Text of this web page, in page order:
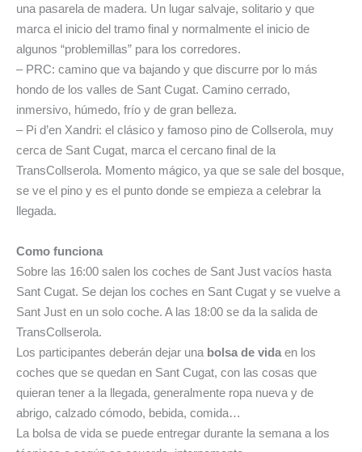
una pasarela de madera. Un lugar salvaje, solitario y que
marca el inicio del tramo final y normalmente el inicio de
algunos “problemillas” para los corredores.
– PRC: camino que va bajando y que discurre por lo más
hondo de los valles de Sant Cugat. Camino cerrado,
inmersivo, húmedo, frío y de gran belleza.
– Pi d’en Xandri: el clásico y famoso pino de Collserola, muy
cerca de Sant Cugat, marca el cercano final de la
TransCollserola. Momento mágico, ya que se sale del bosque,
se ve el pino y es el punto donde se empieza a celebrar la
llegada.
Como funciona
Sobre las 16:00 salen los coches de Sant Just vacíos hasta
Sant Cugat. Se dejan los coches en Sant Cugat y se vuelve a
Sant Just en un solo coche. A las 18:00 se da la salida de
TransCollserola.
Los participantes deberán dejar una bolsa de vida en los
coches que se quedan en Sant Cugat, con las cosas que
quieran tener a la llegada, generalmente ropa nueva y de
abrigo, calzado cómodo, bebida, comida…
La bolsa de vida se puede entregar durante la semana a los